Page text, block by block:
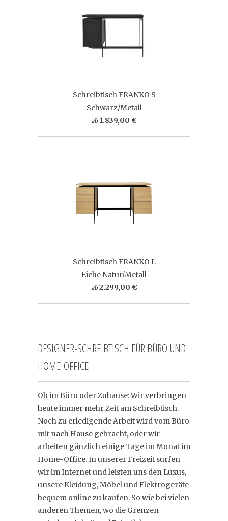
Schreibtisch FRANKO S
Schwarz/Metall
ab 1.839,00 €
Schreibtisch FRANKO L
Eiche Natur/Metall
ab 2.299,00 €
DESIGNER-SCHREIBTISCH FÜR BÜRO UND
HOME-OFFICE
Ob im Büro oder Zuhause: Wir verbringen
heute immer mehr Zeit am Schreibtisch.
Noch zu erledigende Arbeit wird vom Büro
mit nach Hause gebracht, oder wir
arbeiten gänzlich einige Tage im Monat im
Home-Office. In unserer Freizeit surfen
wir im Internet und leisten uns den Luxus,
unsere Kleidung, Möbel und Elektrogeräte
bequem online zu kaufen. So wie bei vielen
anderen Themen, wo die Grenzen